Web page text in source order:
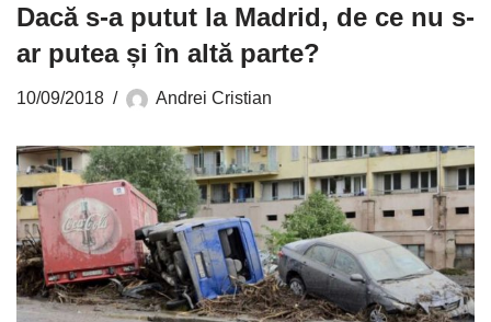
Dacă s-a putut la Madrid, de ce nu s-
ar putea și în altă parte?
10/09/2018 Andrei Cristian